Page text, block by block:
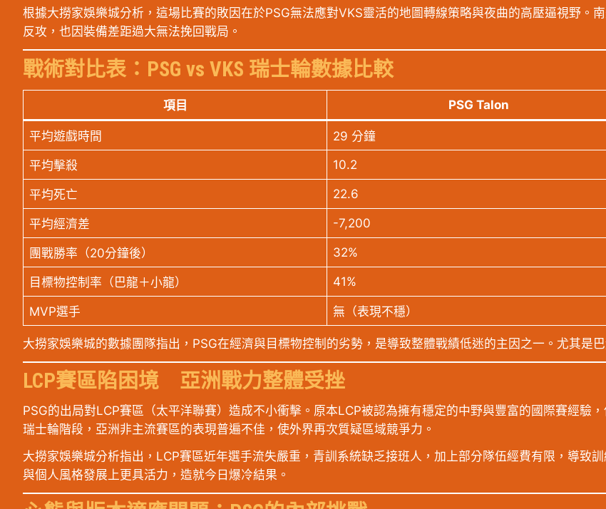
根據大撈家娛樂城分析，這場比賽的敗因在於PSG無法應對VKS靈活的地圖轉線策略與夜曲的高壓逼視野。
反攻，也因裝備差距過大無法挽回戰局。
戰術對比表：PSG vs VKS 瑞士輪數據比較
項目 PSG Talon
平均遊戲時間 29 分鐘
平均擊殺 10.2
平均死亡 22.6
平均經濟差 -7,200
團戰勝率（20分鐘後） 32%
目標物控制率（巴龍＋小龍） 41%
MVP選手 無（表現不穩）
大撈家娛樂城的數據團隊指出，PSG在經濟與目標物控制的劣勢，是導致整體戰績低迷的主因之一。尤其是
LCP賽區陷困境 亞洲戰力整體受挫
PSG的出局對LCP賽區（太平洋聯賽）造成不小衝擊。原本LCP被認為擁有穩定的中野與豐富的國際賽經驗
瑞士輪階段，亞洲非主流賽區的表現普遍不佳，使外界再次質疑區域競爭力。
大撈家娛樂城分析指出，LCP賽區近年選手流失嚴重，青訓系統缺乏接班人，加上部分隊伍經費有限，導致
與個人風格發展上更具活力，造就今日爆冷結果。